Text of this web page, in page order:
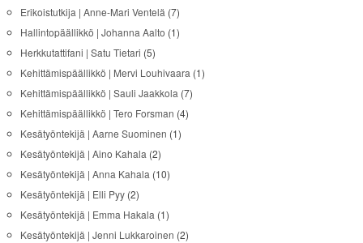
Erikoistutkija | Anne-Mari Ventelä (7)
Hallintopäällikkö | Johanna Aalto (1)
Herkkutattifani | Satu Tietari (5)
Kehittämispäällikkö | Mervi Louhivaara (1)
Kehittämispäällikkö | Sauli Jaakkola (7)
Kehittämispäällikkö | Tero Forsman (4)
Kesätyöntekijä | Aarne Suominen (1)
Kesätyöntekijä | Aino Kahala (2)
Kesätyöntekijä | Anna Kahala (10)
Kesätyöntekijä | Elli Pyy(2)
Kesätyöntekijä | Emma Hakala (1)
Kesätyöntekijä | Jenni Lukkaroinen (2)